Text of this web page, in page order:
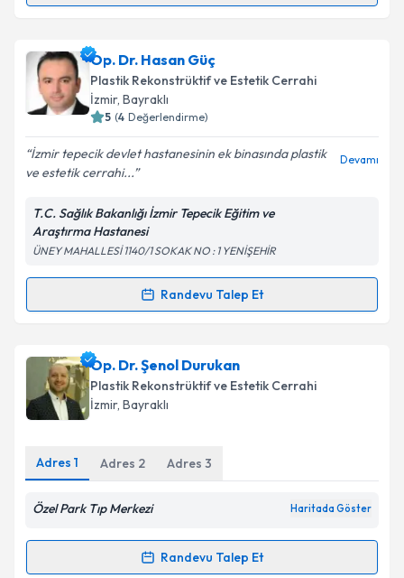
takvim hazırlandığında e-posta ile bilgilendireceğiz.
E-posta Adresiniz
'ni okudum ve kişisel verilerimin belirtilen
kapsamda işlenmesini kabul ediyorum.
Takvim Talebini Gönder
Op. Dr. Hasan Güç
Plastik Rekonstrüktif ve Estetik Cerrahi
İzmir, Bayraklı
5 (4 Değerlendirme)
İzmir tepecik devlet hastanesinin ek binasında plastik
ve estetik cerrahi...
Devamı
T.C. Sağlık Bakanlığı İzmir Tepecik Eğitim ve
Araştırma Hastanesi
ÜNEY MAHALLESİ 1140/1 SOKAK NO : 1 YENİŞEHİR
Randevu Talep Et
Randevu Takvimi Talebi
Op. Dr. Hasan Güçiçin randevu takvimi talebi
oluşturun. Size bu uzmandan randevu almanız için bir
takvim hazırlandığında e-posta ile bilgilendireceğiz.
Metni'ni okudum ve kişisel verilerimin belirtilen
kapsamda işlenmesini kabul ediyorum.
Op. Dr. Şenol Durukan
Plastik Rekonstrüktif ve Estetik Cerrahi
İzmir, Bayraklı
Adres 1 Adres 2 Adres 3
Özel Park Tıp Merkezi Haritada Göster
Randevu Talep Et
Randevu Takvimi Talebi